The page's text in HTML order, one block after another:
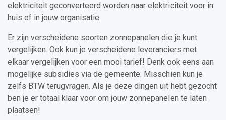
elektriciteit geconverteerd worden naar elektriciteit voor in
huis of in jouw organisatie.
Er zijn verscheidene soorten zonnepanelen die je kunt
vergelijken. Ook kun je verscheidene leveranciers met
elkaar vergelijken voor een mooi tarief! Denk ook eens aan
mogelijke subsidies via de gemeente. Misschien kun je
zelfs BTW terugvragen. Als je deze dingen uit hebt gezocht
ben je er totaal klaar voor om jouw zonnepanelen te laten
plaatsen!